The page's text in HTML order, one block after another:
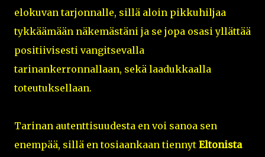
elokuvan tarjonnalle, sillä aloin pikkuhiljaa
tykkäämään näkemästäni ja se jopa osasi yllättää
positiivisesti vangitsevalla
tarinankerronnallaan, sekä laadukkaalla
toteutuksellaan.
Tarinan autenttisuudesta en voi sanoa sen
enempää, sillä en tosiaankaan tiennyt Eltonista